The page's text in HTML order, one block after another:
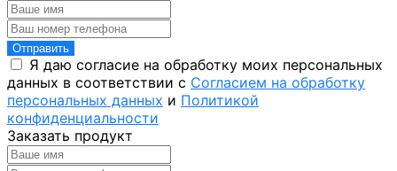
Отправить
Я даю согласие на обработку моих персональных
данных в соответствии с Согласием на обработку
персональных данных и Политикой
конфиденциальности
Заказать продукт